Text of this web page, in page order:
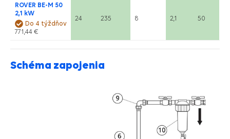
ROVER BE-M 50
2,1 kW
Do 4 týždňov
771,44 €
24 235 8 2,1 50
Schéma zapojenia